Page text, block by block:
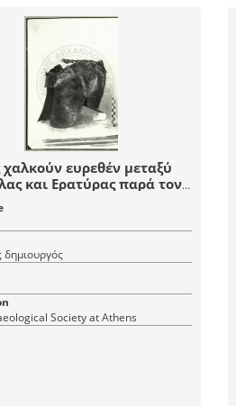
χαλκούν ευρεθέν μεταξύ
και Ερατύρας παρά τον
παραπόταμον του
Society at Athens